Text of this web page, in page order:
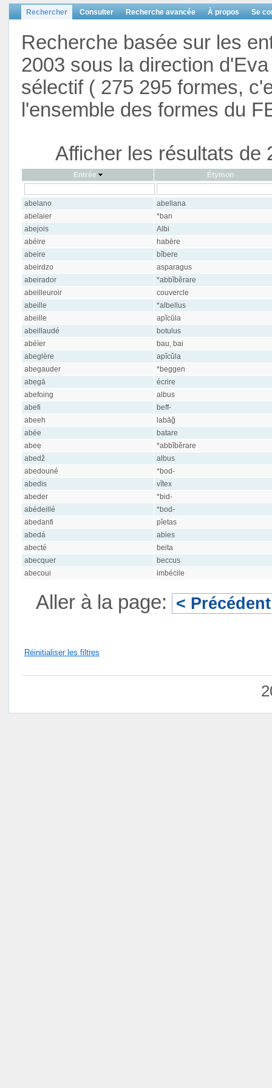
Rechercher Consulter Recherche avancée À propos Se
Recherche basée sur les
2003 sous la direction
sélectif ( 275 295 formes,
l'ensemble des formes du
Afficher les résultats de
Entrée Étymon
abelano
abellana
abelaier
*ban
abejois
Albi
abéire
habēre
abeire
bĭbere
abeirdzo
asparagus
abeirador
*abbĭbĕrare
abeilleuroir
couvercle
abeille
*albellus
abeille
apĭcŭla
abeillaudé
botulus
abéïer
bau, bai
abeglère
apĭcŭla
abegauder
*beggen
abẹgā
écrire
abefoing
albus
abefi
beff-
abeeh
labāǧ
abée
batare
abeẹ
*abbĭbĕrare
abedž
albus
abedouné
*bod-
abedis
vĭtex
abeder
*bid-
abédeillé
*bod-
abedanfi
pĭetas
abedá
abies
abecté
beita
abecquer
beccus
abecoui
imbécile
Aller à la page: < Précédent
Réinitialiser les filtres